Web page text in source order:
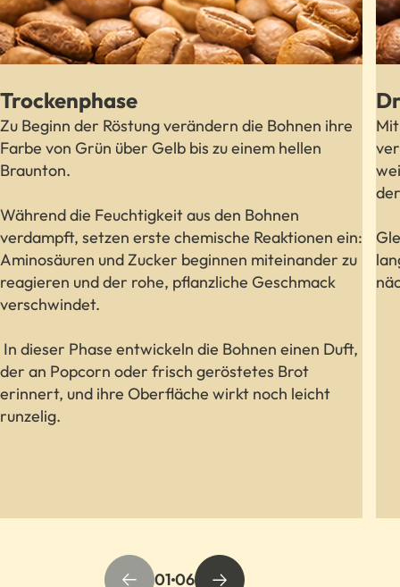
Trockenphase
Zu Beginn der Röstung verändern die Bohnen ihre
Farbe von Grün über Gelb bis zu einem hellen
Braunton.
Während die Feuchtigkeit aus den Bohnen
verdampft, setzen erste chemische Reaktionen ein:
Aminosäuren und Zucker beginnen miteinander zu
reagieren und der rohe, pflanzliche Geschmack
verschwindet.
In dieser Phase entwickeln die Bohnen einen Duft,
der an Popcorn oder frisch geröstetes Brot
erinnert, und ihre Oberfläche wirkt noch leicht
runzelig.
0106